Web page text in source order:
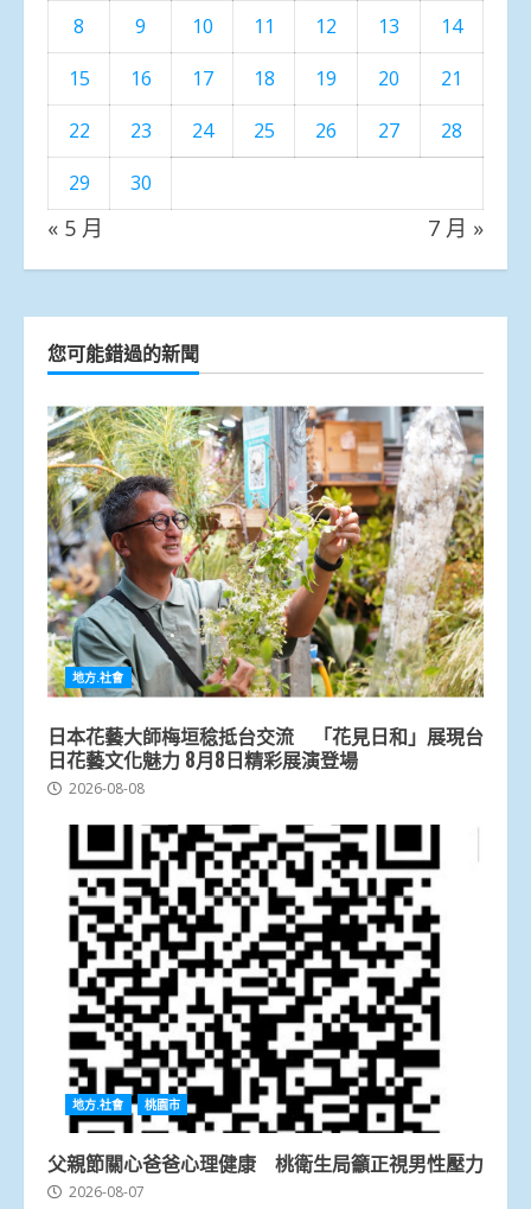
8
9 10 11 12 13
14
15
16 17 18 19 20
21
22
23 24 25 26 27
28
29
30
« 5 月 7 月 »
您可能錯過的新聞
地方.社會
日本花藝大師梅垣稔抵台交流 「花見日和」展現台
日花藝文化魅力 8月8日精彩展演登場
2026-08-08
地方.社會 桃園市
父親節關心爸爸心理健康 桃衛生局籲正視男性壓力
2026-08-07